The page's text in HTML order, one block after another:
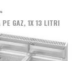
ului
lasati-ne sa
pe care o
PE GAZ, 1X 13 LITRI